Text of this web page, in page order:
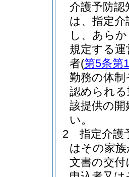
介護予防認
は、指定
し、あら
規定する
者(第5条第
勤務の体
認められ
該提供の
い。
2
指定介護
はその家
文書の交